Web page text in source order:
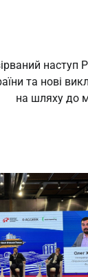
наступ
та нові
на шляху до